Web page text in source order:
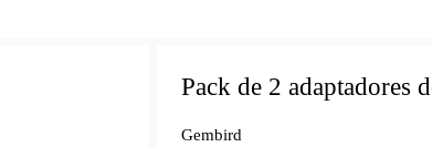
Pack de 2 adaptadores
Gembird